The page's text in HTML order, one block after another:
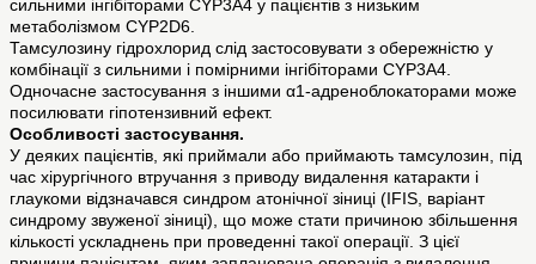
сильними інгібіторами CYP3A4 у пацієнтів з низьким
метаболізмом CYP2D6.
Тамсулозину гідрохлорид слід застосовувати з обережністю у
комбінації з сильними і помірними інгібіторами CYP3A4.
Одночасне застосування з іншими α1-адреноблокаторами може
посилювати гіпотензивний ефект.
Особливості застосування.
У деяких пацієнтів, які приймали або приймають тамсулозин, під
час хірургічного втручання з приводу видалення катаракти і
глаукоми відзначався синдром атонічної зіниці (IFIS, варіант
синдрому звуженої зіниці), що може стати причиною збільшення
кількості ускладнень при проведенні такої операції. З цієї